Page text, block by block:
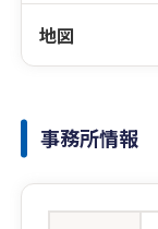
地図
事務所情報